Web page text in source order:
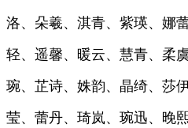
洛、朵羲、淇青、紫瑛、娜
轻、遥馨、暖云、慧青、柔
琬、芷诗、姝韵、晶绮、莎
莹、蕾丹、琦岚、琬迅、晚